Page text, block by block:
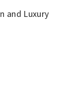
and Luxury